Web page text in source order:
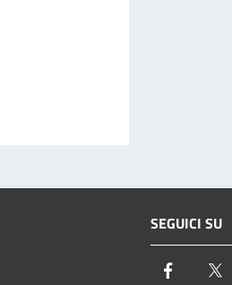
SEGUICI SU
Facebook